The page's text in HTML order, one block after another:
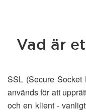
Vad är
SSL (Secure Socket
används för att
och en klient -